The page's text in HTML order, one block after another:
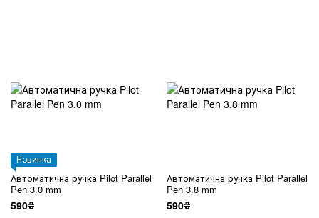
Новинка
Автоматична ручка Pilot Parallel
Pen 3.0 mm
590₴
Автоматична ручка Pilot Parallel
Pen 3.8 mm
590₴